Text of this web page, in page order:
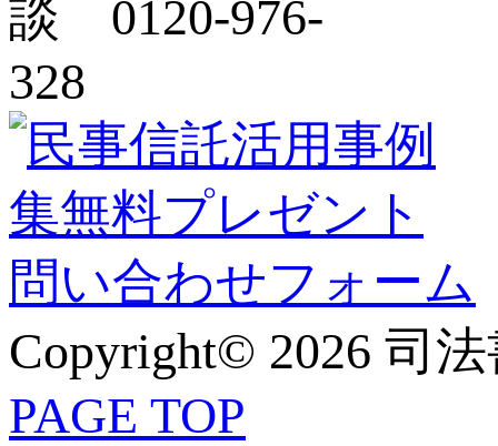
Copyright© 2026 司
PAGE TOP